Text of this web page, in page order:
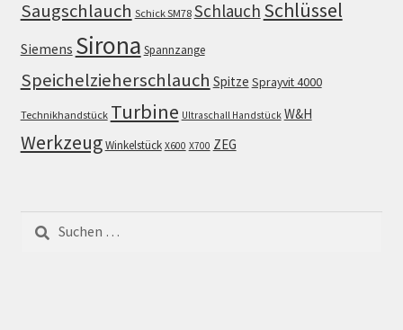
Saugschlauch Schick SM78 Schlauch Schlüssel
Siemens Sirona Spannzange
Speichelzieherschlauch Spitze Sprayvit 4000
Technikhandstück Turbine Ultraschall Handstück W&H
WerkzeugWinkelstück X600 X700 ZEG
nach: